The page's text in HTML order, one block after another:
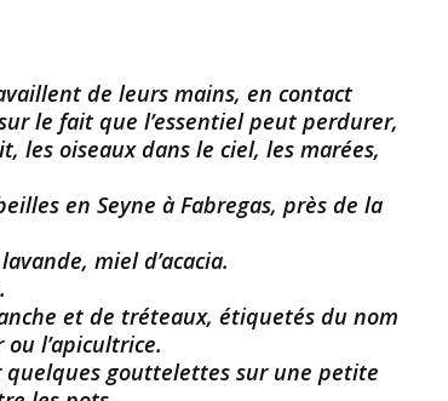
de leurs mains, en contact
le fait que l’essentiel peut perdurer,
les oiseaux dans le ciel, les marées,
en Seyne à Fabregas, près de la
miel d’acacia.
et de tréteaux, étiquetés du nom
l’apicultrice.
gouttelettes sur une petite